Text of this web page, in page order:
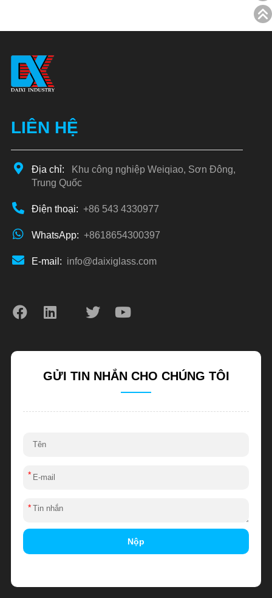
LIÊN HỆ
Địa chỉ:
Khu công nghiệp Weiqiao, Sơn Đông,
Trung Quốc
Điện thoại: +86 543 4330977
WhatsApp: +8618654300397
E-mail: info@daixiglass.com
GỬI TIN NHẮN CHO CHÚNG TÔI
*
*
Nộp